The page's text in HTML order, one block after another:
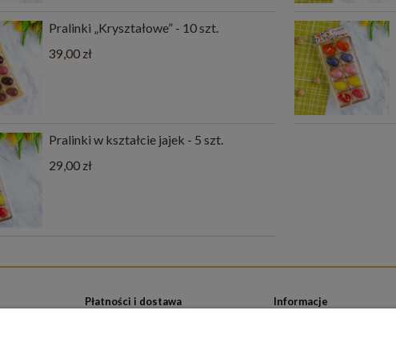
Pralinki „Kryształowe” - 10 szt.
39,00 zł
Pralinki w kształcie jajek - 5 szt.
29,00 zł
Płatności i dostawa Informacje